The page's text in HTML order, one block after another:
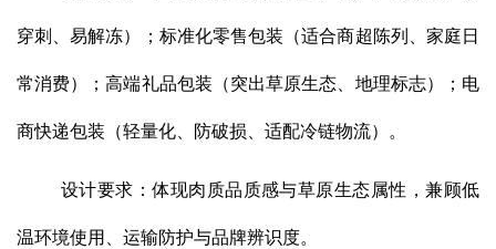
穿刺、易解冻）；标准化零售包装（适合商超陈列、家庭日
常消费）；高端礼品包装（突出草原生态、地理标志）；电
商快递包装（轻量化、防破损、适配冷链物流）。
设计要求：体现肉质品质感与草原生态属性，兼顾低
温环境使用、运输防护与品牌辨识度。